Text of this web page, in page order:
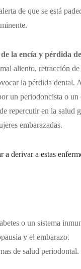
de que se está
la encía y pérdida
aliento, retracción
la pérdida dental.
un periodoncista o
repercutir en la salud
embarazadas.
a derivar a estas
o un sistema
y el embarazo.
de salud periodontal.